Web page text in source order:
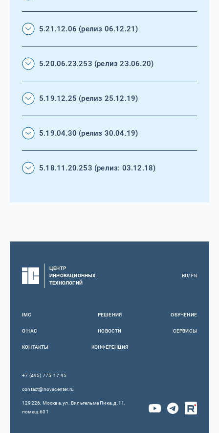
5.21.12.06 (релиз 06.12.21)
5.20.06.23.253 (релиз 23.06.20)
5.19.12.25 (релиз 25.12.19)
5.19.04.30 (релиз 30.04.19)
5.18.11.20.253 (релиз: 03.12.18)
ЦЕНТР
ИННОВАЦИОННЫХ
ТЕХНОЛОГИЙ
RU/EN
IMC РЕШЕНИЯ ОБУЧЕНИЕ
О НАС НОВОСТИ СЕРВИСЫ
КОНТАКТЫ КОНФЕРЕНЦИЯ
+7 (495) 775-17-95
contact@novacenter.ru
129226, Москва, ул. Вильгельма Пика, д.11,
помещ.601